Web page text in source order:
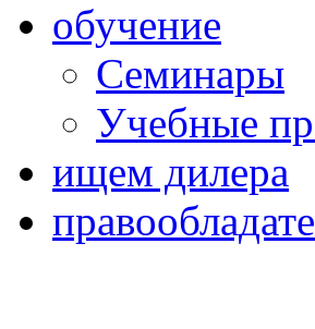
обучение
Семинары
Учебные
ищем дилера